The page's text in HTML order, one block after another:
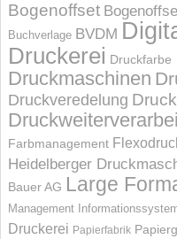
Bogenoffset
Buchverlage BVDM
Druckerei Druckfarbe
Druckmaschinen
Druckveredelung
Farbmanagement
Heidelberger
Bauer AG Large
Management
Druckerei Papierfabrik